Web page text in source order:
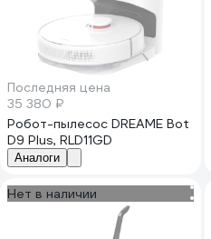
Последняя цена
35 380 ₽
Робот-пылесос DREAME Bot
D9 Plus, RLD11GD
Аналоги
Нет в наличии